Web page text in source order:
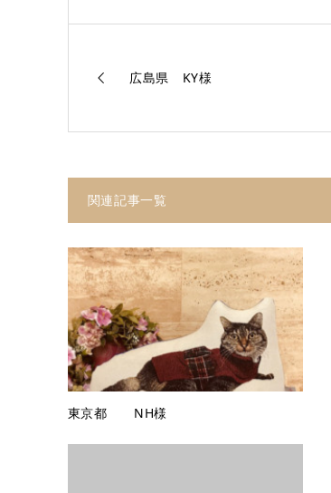
広島県 KY様
関連記事一覧
東京都 NH様